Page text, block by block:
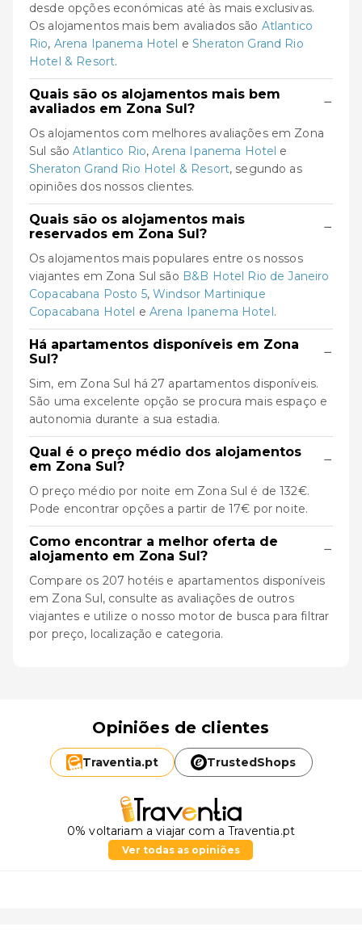
desde opções económicas até às mais exclusivas.
Os alojamentos mais bem avaliados são Atlantico
Rio, Arena Ipanema Hotel eSheraton Grand Rio
Hotel & Resort.
Quais são os alojamentos mais bem
avaliados em Zona Sul?
−
Os alojamentos com melhores avaliações em Zona
Sul sãoAtlantico Rio,Arena Ipanema Hotel e
Sheraton Grand Rio Hotel & Resort, segundo as
opiniões dos nossos clientes.
Quais são os alojamentos mais
reservados em Zona Sul?
−
Os alojamentos mais populares entre os nossos
viajantes em Zona Sul são B&B Hotel Rio de Janeiro
Copacabana Posto 5,Windsor Martinique
Copacabana Hotel e Arena Ipanema Hotel.
Há apartamentos disponíveis em Zona
Sul?
−
Sim, em Zona Sul há 27 apartamentos disponíveis.
São uma excelente opção se procura mais espaço e
autonomia durante a sua estadia.
Qual é o preço médio dos alojamentos
em Zona Sul?
−
O preço médio por noite em Zona Sul é de 132€.
Pode encontrar opções a partir de 17€ por noite.
Como encontrar a melhor oferta de
alojamento em Zona Sul?
−
Compare os 207 hotéis e apartamentos disponíveis
em Zona Sul, consulte as avaliações de outros
viajantes e utilize o nosso motor de busca para filtrar
por preço, localização e categoria.
Opiniões de clientes
Traventia.pt TrustedShops
0% voltariam a viajar com a Traventia.pt
Ver todas as opiniões